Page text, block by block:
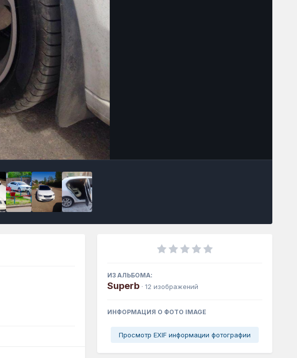
ИЗ АЛЬБОМА:
Superb · 12 изображений
ИНФОРМАЦИЯ О ФОТО IMAGE
Просмотр EXIF информации фотографии